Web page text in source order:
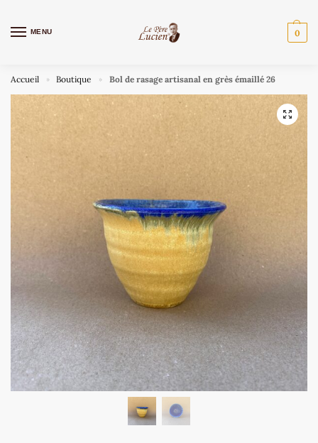
MENU 0
Accueil » Boutique » Bol de rasage artisanal en grès émaillé 26